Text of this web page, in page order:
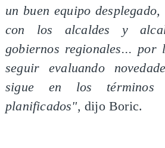
un buen equipo
con los alcaldes y
gobiernos regionales... por
seguir evaluando
sigue en los
planificados", dijo Boric.